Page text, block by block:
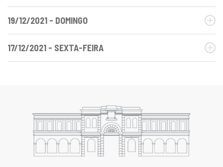
19/12/2021 - DOMINGO
17/12/2021 - SEXTA-FEIRA